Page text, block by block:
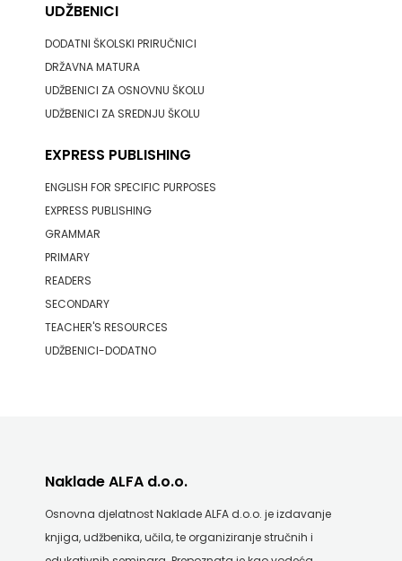
UDŽBENICI
DODATNI ŠKOLSKI PRIRUČNICI
DRŽAVNA MATURA
UDŽBENICI ZA OSNOVNU ŠKOLU
UDŽBENICI ZA SREDNJU ŠKOLU
EXPRESS PUBLISHING
ENGLISH FOR SPECIFIC PURPOSES
EXPRESS PUBLISHING
GRAMMAR
PRIMARY
READERS
SECONDARY
TEACHER'S RESOURCES
UDŽBENICI-DODATNO
Naklade ALFA d.o.o.
Osnovna djelatnost Naklade ALFA d.o.o. je izdavanje
knjiga, udžbenika, učila, te organiziranje stručnih i